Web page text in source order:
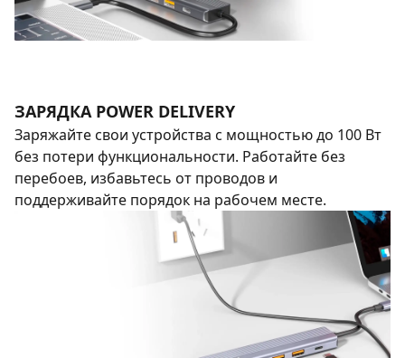
ЗАРЯДКА POWER DELIVERY
Заряжайте свои устройства с мощностью до 100 Вт
без потери функциональности. Работайте без
перебоев, избавьтесь от проводов и
поддерживайте порядок на рабочем месте.